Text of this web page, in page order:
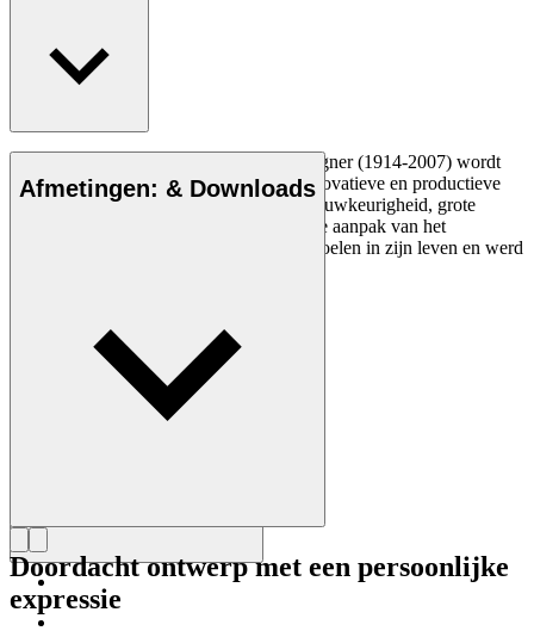
De Deense meubelontwerper Hans J. Wegner (1914-2007) wordt
gezien als een van de meest creatieve, innovatieve en productieve
ontwerpers aller tijden, bekend om zijn nauwkeurigheid, grote
inzicht in vakmanschap en compromisloze aanpak van het
ontwerpen. Wegner ontwierp bijna 500 stoelen in zijn leven en werd
Afmetingen: & Downloads
Doordacht ontwerp met een persoonlijke
expressie